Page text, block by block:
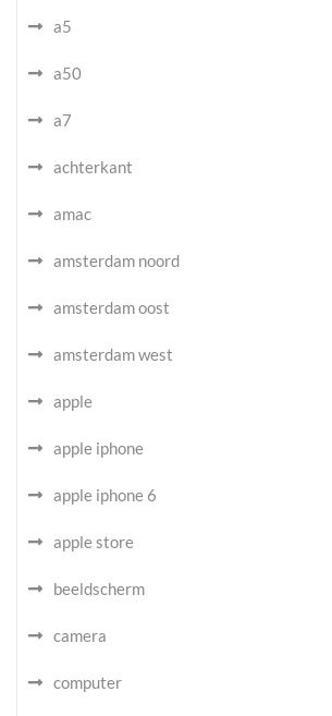
a5
a50
a7
achterkant
amac
amsterdam noord
amsterdam oost
amsterdam west
apple
apple iphone
apple iphone 6
apple store
beeldscherm
camera
computer